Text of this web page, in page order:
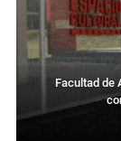
Facultad de